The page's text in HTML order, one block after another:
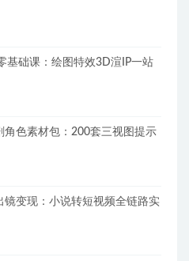
基础课：绘图特效3D渲IP一站
角色素材包：200套三视图提示
镜变现：小说转短视频全链路实